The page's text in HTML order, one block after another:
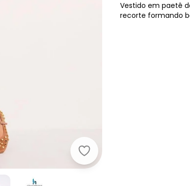
Quintess - Vestido em
Vestido em paetê
recorte formando